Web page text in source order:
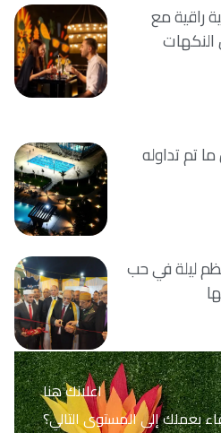
راقية مع
تم تداوله
ليلة في حب
اعلانك هنا
بعملك إلى المستوى التالي؟